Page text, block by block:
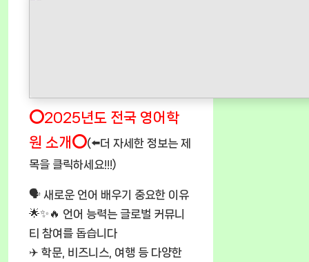
⭕2025년도 전국 영어학
원 소개⭕(⬅️더 자세한 정보는 제
목을 클릭하세요!!!)
🗣️ 새로운 언어 배우기 중요한 이유
🌟✨🔥 언어 능력는 글로벌 커뮤니
티 참여를 돕습니다
✈️ 학문, 비즈니스, 여행 등 다양한